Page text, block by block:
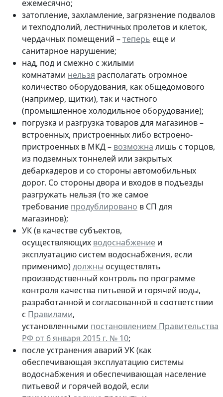
ежемесячно;
затопление, захламление, загрязнение подвалов
и техподполий, лестничных пролетов и клеток,
чердачных помещений –теперь еще и
санитарное нарушение;
над, под и смежно с жилыми
комнатами нельзя располагать огромное
количество оборудования, как общедомового
(например, щитки), так и частного
(промышленное холодильное оборудование);
погрузка и разгрузка товаров для магазинов –
встроенных, пристроенных либо встроено-
пристроенных в МКД – возможна лишь с торцов,
из подземных тоннелей или закрытых
дебаркадеров и со стороны автомобильных
дорог. Со стороны двора и входов в подъезды
разгружать нельзя (то же самое
требование продублировано в СП для
магазинов);
УК (в качестве субъектов,
осуществляющих водоснабжение и
эксплуатацию систем водоснабжения, если
применимо)должны осуществлять
производственный контроль по программе
контроля качества питьевой и горячей воды,
разработанной и согласованной в соответствии
с Правилами,
установленными постановлением Правительства
РФ от 6 января 2015 г. № 10;
после устранения аварий УК (как
обеспечивающая эксплуатацию системы
водоснабжения и обеспечивающая население
питьевой и горячей водой, если